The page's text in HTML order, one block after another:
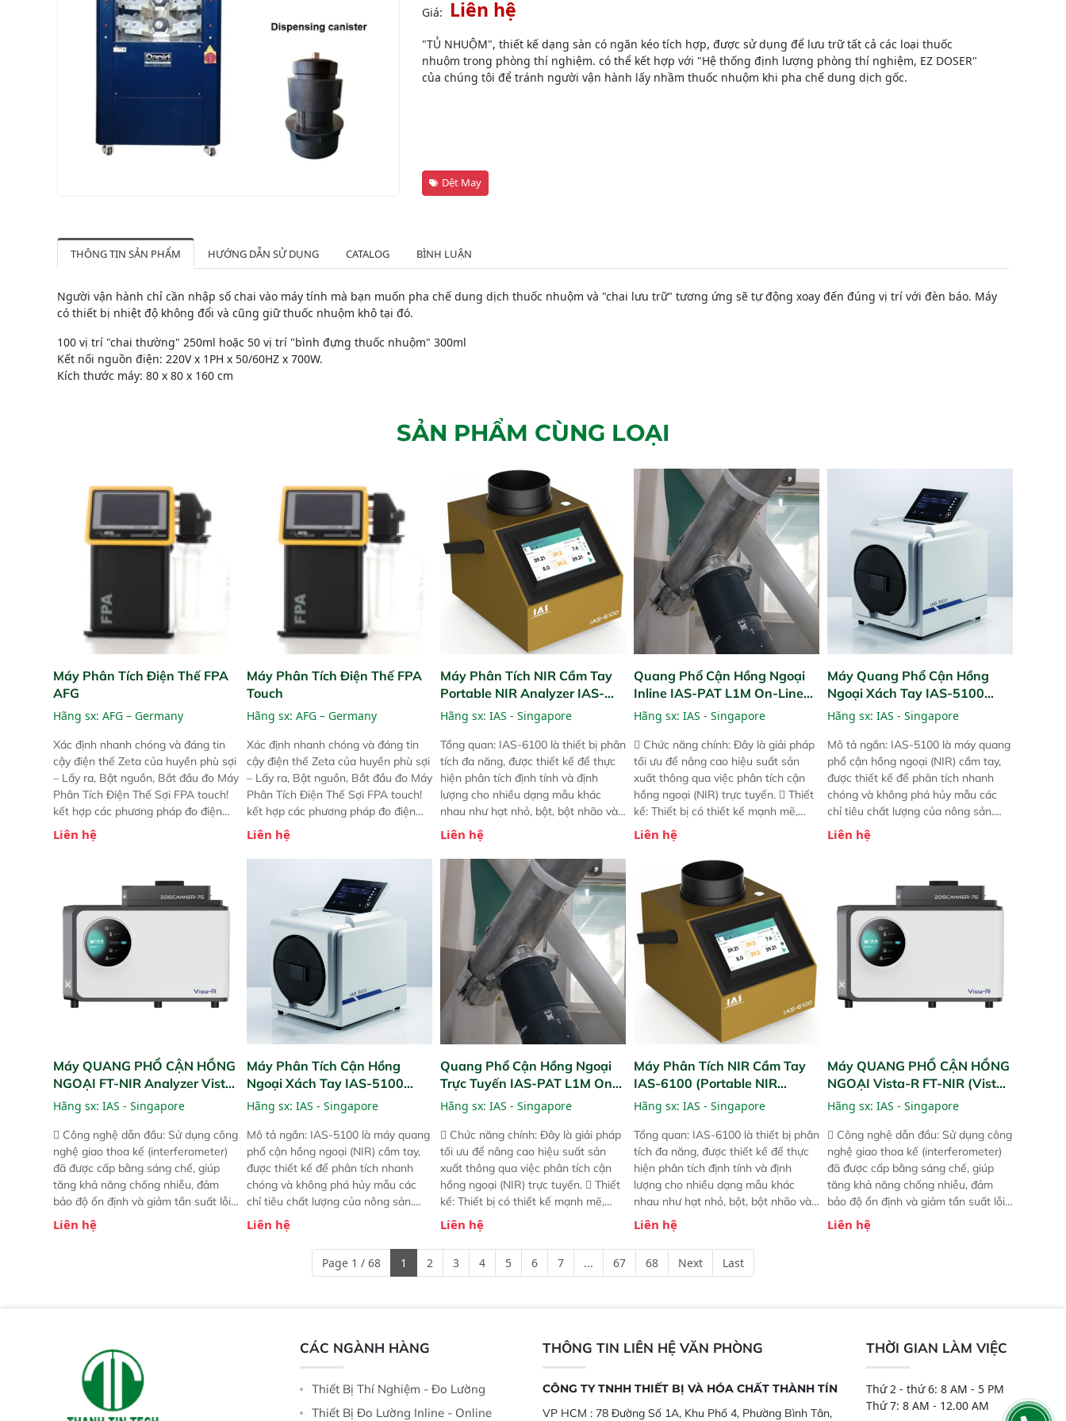
Giá: Liên hệ
"TỦ NHUỘM", thiết kế dạng sàn có ngăn kéo tích hợp, được sử dụng để lưu trữ tất cả các loại thuốc
nhuộm trong phòng thí nghiệm. có thể kết hợp với "Hệ thống định lượng phòng thí nghiệm, EZ DOSER"
của chúng tôi để tránh người vận hành lấy nhầm thuốc nhuộm khi pha chế dung dịch gốc.
Dệt May
THÔNG TIN SẢN PHẨM HƯỚNG DẪN SỬ DỤNG CATALOG BÌNH LUẬN
Người vận hành chỉ cần nhập số chai vào máy tính mà bạn muốn pha chế dung dịch thuốc nhuộm và "chai lưu trữ" tương ứng sẽ tự động xoay đến đúng vị trí với đèn báo. Máy
có thiết bị nhiệt độ không đổi và cũng giữ thuốc nhuộm khô tại đó.
100 vị trí "chai thường" 250ml hoặc 50 vị trí "bình đựng thuốc nhuộm" 300ml
Kết nối nguồn điện: 220V x 1PH x 50/60HZ x 700W.
Kích thước máy: 80 x 80 x 160 cm
SẢN PHẨM CÙNG LOẠI
Máy Phân Tích Điện Thế FPA
AFG
Hãng sx: AFG – Germany
Xác định nhanh chóng và đáng tin
cậy điện thế Zeta của huyền phù sợi
– Lấy ra, Bật nguồn, Bắt đầu đo Máy
Phân Tích Điện Thế Sợi FPA touch!
kết hợp các phương pháp đo điện
thế Zeta đã được chứng minh với sự
đơn giản tuyệt vời trong thao tác và
trước đó. Nhưng so với các phiên
bản trước, FPA touch! nhỏ hơn và
nhẹ hơn đáng kể, đồng thời được
nâng cấp với các tính năng mới.
Liên hệ
Máy Phân Tích Điện Thế FPA
Touch
Hãng sx: AFG – Germany
Xác định nhanh chóng và đáng tin
cậy điện thế Zeta của huyền phù sợi
– Lấy ra, Bật nguồn, Bắt đầu đo Máy
Phân Tích Điện Thế Sợi FPA touch!
kết hợp các phương pháp đo điện
thế Zeta đã được chứng minh với sự
đơn giản tuyệt vời trong thao tác và
vận hành của các phiên bản FPA
trước đó. Nhưng so với các phiên
bản trước, FPA touch! nhỏ hơn và
nhẹ hơn đáng kể, đồng thời được
nâng cấp với các tính năng mới.
Liên hệ
Máy Phân Tích NIR Cầm Tay
Portable NIR Analyzer IAS-
6100
Hãng sx: IAS - Singapore
Tổng quan: IAS-6100 là thiết bị phân
tích đa năng, được thiết kế để thực
hiện phân tích định tính và định
lượng cho nhiều dạng mẫu khác
nhau như hạt nhỏ, bột, bột nhão và
chất lỏng. Thiết bị này cho phép bất
kỳ ai cũng có thể thực hiện phân tích
đa thành phần chỉ với một nút bấm
đơn giản, mọi lúc, mọi nơi. Chuyên
dùng : phân tích mẫu nguyên liệu
thức ăn chăn nuôi, nguyên liệu thực
phẩm, nông sản,..
Liên hệ
Quang Phổ Cận Hồng Ngoại
Inline IAS-PAT L1M On-Line
NIR
Hãng sx: IAS - Singapore
 Chức năng chính: Đây là giải pháp
tối ưu để nâng cao hiệu suất sản
xuất thông qua việc phân tích cận
hồng ngoại (NIR) trực tuyến.  Thiết
kế: Thiết bị có thiết kế mạnh mẽ,
mô-đun hóa, hỗ trợ tản nhiệt tăng
cường và đã qua kiểm tra áp suất
nghiêm ngặt.  Cam kết: Mang lại
khả năng theo dõi thông số theo
thời gian thực và trực quan hóa dữ
liệu để tăng chỉ số ROI cho doanh
nghiệp.
Liên hệ
Máy Quang Phổ Cận Hồng
Ngoại Xách Tay IAS-5100
Portable NIR Analyzer
Hãng sx: IAS - Singapore
Mô tả ngắn: IAS-5100 là máy quang
phổ cận hồng ngoại (NIR) cầm tay,
được thiết kế để phân tích nhanh
chóng và không phá hủy mẫu các
chỉ tiêu chất lượng của nông sản.
Phạm vi sử dụng: Thiết bị linh hoạt
cho nhiều kịch bản khác nhau như
xuất hoặc trực tiếp ngoài đồng
Liên hệ
Máy QUANG PHỔ CẬN HỒNG
NGOẠI FT-NIR Analyzer Vista-
R
Hãng sx: IAS - Singapore
 Công nghệ dẫn đầu: Sử dụng công
nghệ giao thoa kế (interferometer)
đã được cấp bằng sáng chế, giúp
tăng khả năng chống nhiễu, đảm
bảo độ ổn định và giảm tần suất lỗi.
 Phạm vi ứng dụng rộng: Đáp ứng
nhu cầu kiểm tra đa dạng mẫu mã
Liên hệ
Máy Phân Tích Cận Hồng
Ngoại Xách Tay IAS-5100
(Portable NIR Analyzer)
Hãng sx: IAS - Singapore
Mô tả ngắn: IAS-5100 là máy quang
phổ cận hồng ngoại (NIR) cầm tay,
được thiết kế để phân tích nhanh
chóng và không phá hủy mẫu các
chỉ tiêu chất lượng của nông sản.
Phạm vi sử dụng: Thiết bị linh hoạt
cho nhiều kịch bản khác nhau như
tại điểm thu mua, trong xưởng sản
xuất hoặc trực tiếp ngoài đồng
Liên hệ
Quang Phổ Cận Hồng Ngoại
Trực Tuyến IAS-PAT L1M On-
Line NIR
Hãng sx: IAS - Singapore
 Chức năng chính: Đây là giải pháp
tối ưu để nâng cao hiệu suất sản
xuất thông qua việc phân tích cận
hồng ngoại (NIR) trực tuyến.  Thiết
kế: Thiết bị có thiết kế mạnh mẽ,
mô-đun hóa, hỗ trợ tản nhiệt tăng
cường và đã qua kiểm tra áp suất
nghiêm ngặt.  Cam kết: Mang lại
khả năng theo dõi thông số theo
Liên hệ
Máy Phân Tích NIR Cầm Tay
IAS-6100 (Portable NIR
Analyzer)
Hãng sx: IAS - Singapore
Tổng quan: IAS-6100 là thiết bị phân
tích đa năng, được thiết kế để thực
hiện phân tích định tính và định
lượng cho nhiều dạng mẫu khác
nhau như hạt nhỏ, bột, bột nhão và
chất lỏng. Thiết bị này cho phép bất
kỳ ai cũng có thể thực hiện phân tích
đa thành phần chỉ với một nút bấm
đơn giản, mọi lúc, mọi nơi. Chuyên
Liên hệ
Máy QUANG PHỔ CẬN HỒNG
NGOẠI Vista-R FT-NIR (Vista-
R FT-NIR Analyzer)
Hãng sx: IAS - Singapore
 Công nghệ dẫn đầu: Sử dụng công
nghệ giao thoa kế (interferometer)
đã được cấp bằng sáng chế, giúp
tăng khả năng chống nhiễu, đảm
bảo độ ổn định và giảm tần suất lỗi.
 Phạm vi ứng dụng rộng: Đáp ứng
nhu cầu kiểm tra đa dạng mẫu mã
Liên hệ
Page 1 / 68 1 2 3 4 5 6 7 ... 67 68 Next Last
CÁC NGÀNH HÀNG
Thiết Bị Thí Nghiệm - Đo Lường
Thiết Bị Đo Lường Inline - Online
THÔNG TIN LIÊN HỆ VĂN PHÒNG
CÔNG TY TNHH THIẾT BỊ VÀ HÓA CHẤT THÀNH TÍN
VP HCM : 78 Đường Số 1A, Khu Phố 4, Phường Bình Tân,
THỜI GIAN LÀM VIỆC
Thứ 2 - thứ 6: 8 AM - 5 PM
Thứ 7: 8 AM - 12.00 AM